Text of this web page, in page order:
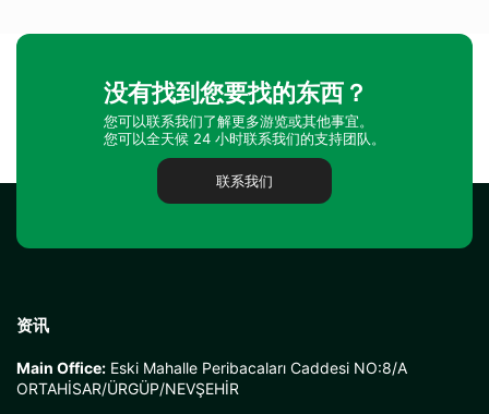
没有找到您要找的东西？
您可以联系我们了解更多游览或其他事宜。
您可以全天候 24 小时联系我们的支持团队。
联系我们
资讯
Main Office: Eski Mahalle Peribacaları Caddesi NO:8/A
ORTAHİSAR/ÜRGÜP/NEVŞEHİR